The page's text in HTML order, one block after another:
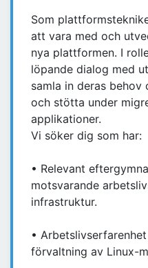
Som
att vara med och
nya plattformen. I
löpande dialog med
samla in deras behov
och stötta under
applikationer.
Vi söker dig som har:
• Relevant
motsvarande
infrastruktur.
•
förvaltning av Linux-